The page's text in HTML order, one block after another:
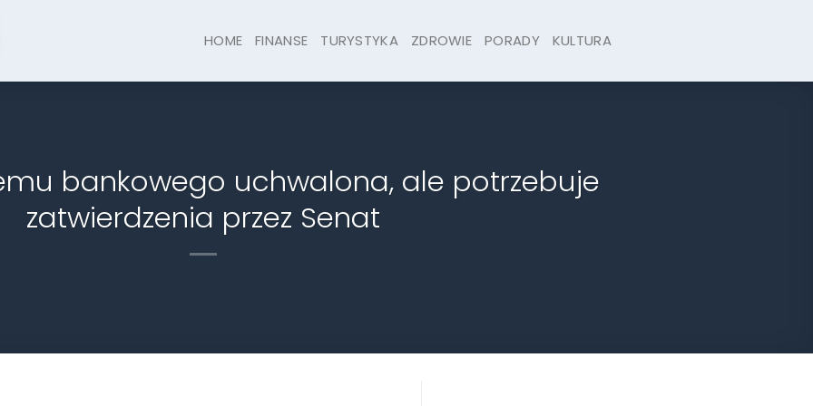
HOME FINANSE TURYSTYKA ZDROWIE PORADY KULTURA
bankowego uchwalona, ale potrzebuje
zatwierdzenia przez Senat